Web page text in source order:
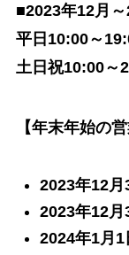
■2023年12月～
平日10:00～
土日祝10:00～
【年末年始の営
2023年12
2023年12
2024年1